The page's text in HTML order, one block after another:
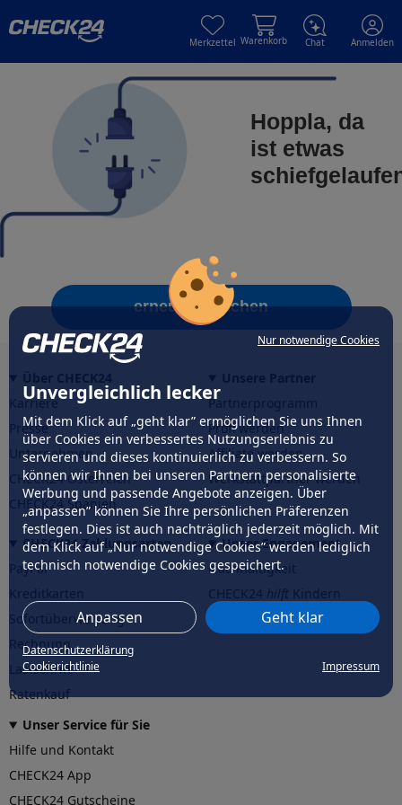
Nur notwendige Cookies
Unvergleichlich lecker
Mit dem Klick auf „geht klar” ermöglichen Sie uns Ihnen
über Cookies ein verbessertes Nutzungserlebnis zu
servieren und dieses kontinuierlich zu verbessern. So
können wir Ihnen bei unseren Partnern personalisierte
Werbung und passende Angebote anzeigen. Über
„anpassen” können Sie Ihre persönlichen Präferenzen
festlegen. Dies ist auch nachträglich jederzeit möglich. Mit
dem Klick auf „Nur notwendige Cookies” werden lediglich
technisch notwendige Cookies gespeichert.
Anpassen Geht klar
Datenschutzerklärung
Cookierichtlinie
Impressum
Merkzettel Warenkorb Chat Anmelden
Hoppla, da
ist etwas
erneut versuchen
Karriere
Presse
Unternehmen
CHECK24 Österreich
CHECK24 Spanien
Partnerprogramm
Profi werden
Affiliate werden
Werkstattpartner werden
CHECK24 Zahlungsarten
PayPal
Sofortüberweisung
Rechnung
Lastschrift
Ratenkauf
Unser Engagement
Nachhaltigkeit
CHECK24hilftder Natur
Unser Service für Sie
Hilfe und Kontakt
CHECK24 App
CHECK24 Gutscheine